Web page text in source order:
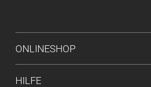
FUSSZEILENMENÜ
ONLINESHOP
HILFE